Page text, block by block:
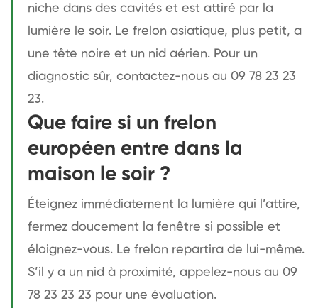
niche dans des cavités et est attiré par la
lumière le soir. Le frelon asiatique, plus petit, a
une tête noire et un nid aérien. Pour un
diagnostic sûr, contactez-nous au 09 78 23 23
23.
Que faire si un frelon
européen entre dans la
maison le soir ?
Éteignez immédiatement la lumière qui l’attire,
fermez doucement la fenêtre si possible et
éloignez-vous. Le frelon repartira de lui-même.
S’il y a un nid à proximité, appelez-nous au 09
78 23 23 23 pour une évaluation.